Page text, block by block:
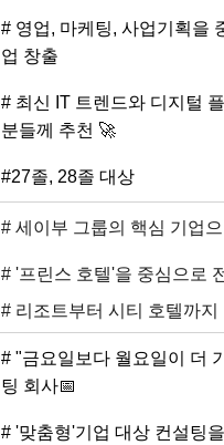
# 영업, 마케팅, 사업기획을
업 창출
# 최신 IT 트렌드와 디지털
분들께 추천 🚀
#27졸, 28졸 대상
# 세이부 그룹의 핵심 기업
# '프린스 호텔'을 중심으로
# 리조트부터 시티 호텔까
# "금요일보다 월요일이 더
팅 회사📅
# '맞춤형'기업 대상 컨설팅